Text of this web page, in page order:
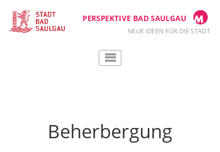
Inhalt
springen
PERSPEKTIVE BAD SAULGAU
NEUE IDEEN FÜR DIE STADT
Beherbergung